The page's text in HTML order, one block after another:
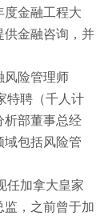
金融工程大
金融咨询，并
风险管理师
特聘（千人计
析部董事总经
包括风险管
任加拿大皇家
，之前曾于加